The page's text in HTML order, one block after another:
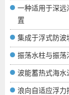
一种适用于深远
置
集成于浮式防波
振荡水柱与振荡
波能蓄热式海水
浪向自适应浮力